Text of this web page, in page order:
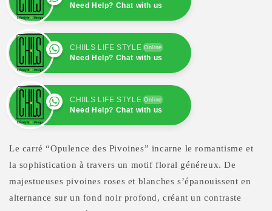
Need Help? Chat with us
CHIILS LIFE STYLE Online
Need Help? Chat with us
CHIILS LIFE STYLE Online
Need Help? Chat with us
CHIILS LIFE STYLE Online
Need Help? Chat with us
Le carré“Opulence des Pivoines”incarne le romantisme et